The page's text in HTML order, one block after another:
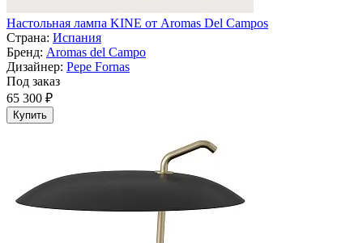
Настольная лампа KINE от Aromas Del Campos
Страна: Испания
Бренд: Aromas del Campo
Дизайнер: Pepe Fornas
Под заказ
65 300 ₽
Купить